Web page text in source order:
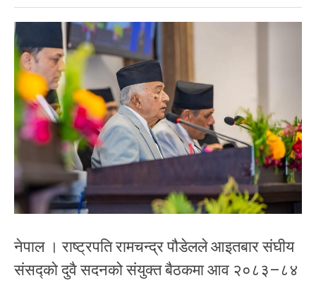
नेपाल । राष्ट्रपति रामचन्द्र पौडेलले आइतबार संघीय
संसद्को दुवै सदनको संयुक्त बैठकमा आव २०८३–८४